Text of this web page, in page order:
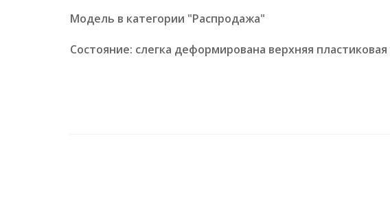
Модель в категории "Распродажа"
Состояние: слегка деформирована верхняя пластиковая